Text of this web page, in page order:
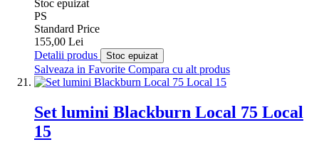
Stoc epuizat
PS
Standard Price
155,00 Lei
Detalii produs
Stoc epuizat
Salveaza in Favorite Compara cu alt produs
Set lumini Blackburn Local 75 Local
15